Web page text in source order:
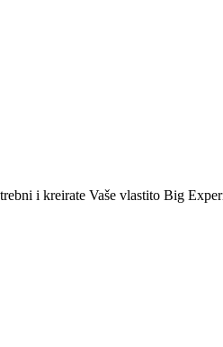
i kreirate Vaše vlastito Big